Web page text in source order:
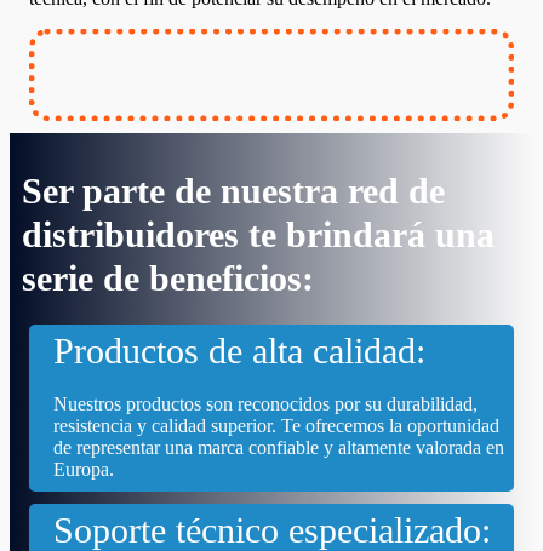
Ser parte de nuestra red de
distribuidores te brindará una
serie de beneficios:
Productos de alta calidad:
Nuestros productos son reconocidos por su durabilidad,
resistencia y calidad superior. Te ofrecemos la oportunidad
de representar una marca confiable y altamente valorada en
Europa.
Soporte técnico especializado: